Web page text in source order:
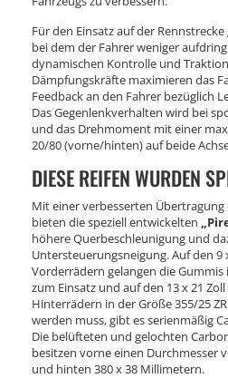
Für den Einsatz auf der
bei dem der Fahrer weniger
dynamischen Kontrolle und
Dämpfungskräfte maximieren das
Feedback an den Fahrer bezüglich
Das Gegenlenkverhalten wird bei
und das Drehmoment mit einer
20/80 (vorne/hinten) auf beide
DIESE REIFEN WURDEN
Mit einer verbesserten
bieten die speziell entwickelten
höhere Querbeschleunigung und
Untersteuerungsneigung. Auf den 9
Vorderrädern gelangen die Gummis
zum Einsatz und auf den 13 x 21
Hinterrädern in der Größe 355/25
werden muss, gibt es serienmäßig
Die belüfteten und gelochten
besitzen vorne einen Durchmesser
und hinten 380 x 38 Millimetern.